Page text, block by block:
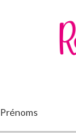
Prénoms